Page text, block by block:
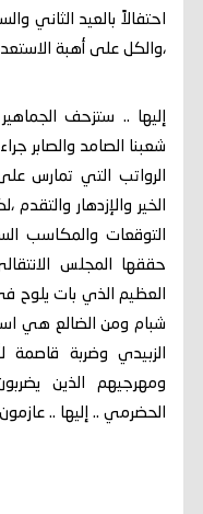
احتفالاً بالعيد الثاني
،والكل على أهبة
إليها .. ستزحف
شعبنا الصامد والصابر
الرواتب التي تمارس
الخير والإزدهار
التوقعات والمكاسب
حققها المجلس
العظيم الذي بات يلوح
شبام ومن الضالع هي
الزبيدي وضربة قاصمة
ومهرجيهم الذين
الحضرمي .. إليها ..